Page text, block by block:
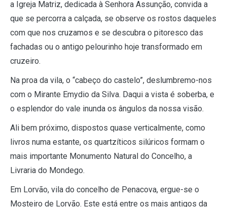
a Igreja Matriz, dedicada à Senhora Assunção, convida a
que se percorra a calçada, se observe os rostos daqueles
com que nos cruzamos e se descubra o pitoresco das
fachadas ou o antigo pelourinho hoje transformado em
cruzeiro.
Na proa da vila, o “cabeço do castelo”, deslumbremo-nos
com o Mirante Emydio da Silva. Daqui a vista é soberba, e
o esplendor do vale inunda os ângulos da nossa visão.
Ali bem próximo, dispostos quase verticalmente, como
livros numa estante, os quartzíticos silúricos formam o
mais importante Monumento Natural do Concelho, a
Livraria do Mondego.
Em Lorvão, vila do concelho de Penacova, ergue-se o
Mosteiro de Lorvão. Este está entre os mais antigos da